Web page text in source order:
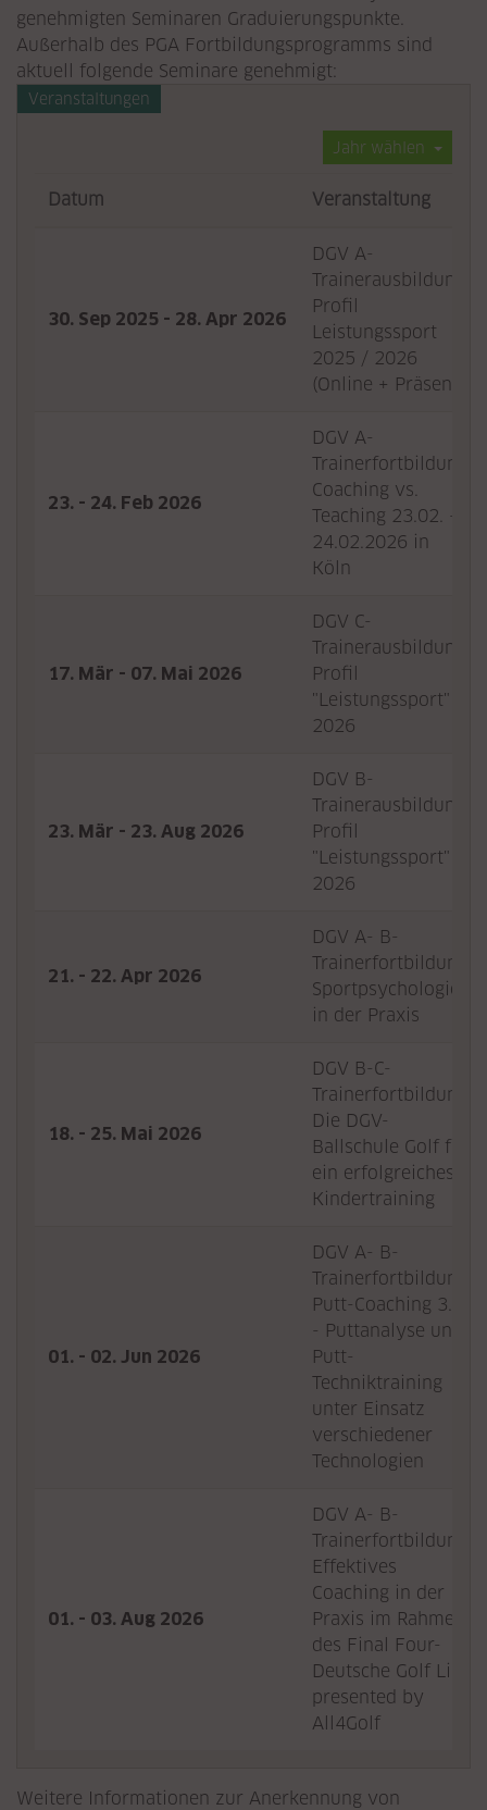
genehmigten Seminaren Graduierungspunkte.
Außerhalb des PGA Fortbildungsprogramms sind
aktuell folgende Seminare genehmigt:
Veranstaltungen
Jahr wählen
Datum Veranstaltung
30. Sep 2025 - 28. Apr 2026
DGV A-
Trainerausbildung,
Profil
Leistungssport
2025 / 2026
(Online + Präsenz)
23. - 24. Feb 2026
DGV A-
Trainerfortbildung
Coaching vs.
Teaching 23.02. -
24.02.2026 in
Köln
17. Mär - 07. Mai 2026
DGV C-
Trainerausbildung,
Profil
"Leistungssport"
2026
23. Mär - 23. Aug 2026
DGV B-
Trainerausbildung,
Profil
"Leistungssport"
2026
21. - 22. Apr 2026
DGV A- B-
Trainerfortbildung:
Sportpsychologie
in der Praxis
18. - 25. Mai 2026
DGV B-C-
Trainerfortbildung:
Die DGV-
Ballschule Golf für
ein erfolgreiches
Kindertraining
01. - 02. Jun 2026
DGV A- B-
Trainerfortbildung:
Putt-Coaching 3.0
- Puttanalyse und
Putt-
Techniktraining
unter Einsatz
verschiedener
Technologien
01. - 03. Aug 2026
DGV A- B-
Trainerfortbildung:
Effektives
Coaching in der
Praxis im Rahmen
des Final Four-
Deutsche Golf Liga
presented by
All4Golf
Weitere Informationen zur Anerkennung von